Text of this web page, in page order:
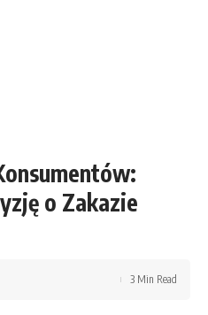
o Zakazie
3 Min Read